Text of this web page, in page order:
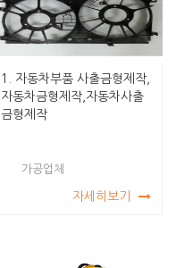
1. 자동차부품 사출금형제작,
자동차금형제작,자동차사출
금형제작
가공업체
자세히보기